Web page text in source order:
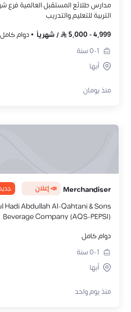
مدارس طلائع المستقبل العالمية فرع
التربية للتعليم والتدريب
4,999
-
5,000
/ شهرياً
دوام كامل
0-1سنة
أبها
منذ يومان
Merchandiser 📣 إعلان
Hadi Abdullah Al-Qahtani & Sons
Beverage Company (AQS-PEPSI)
دوام كامل
0-1سنة
أبها
منذ يوم واحد